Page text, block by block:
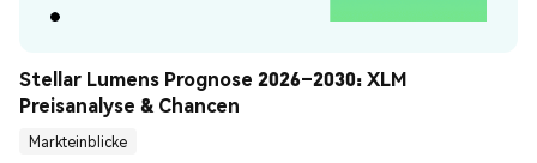
Stellar Lumens Prognose 2026–2030: XLM
Preisanalyse & Chancen
Markteinblicke